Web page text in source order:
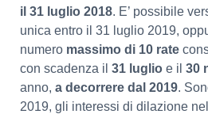
il 31 luglio 2018. E’ possibile
unica entro il 31 luglio 2019,
numero massimo di 10 rate
con scadenza il 31 luglio e il 30
anno, a decorrere dal 2019.
2019, gli interessi di dilazione